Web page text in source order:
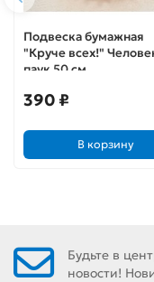
Подвеска бумажная
"Круче всех!"
паук 50 см
390 ₽
В корзину
Будьте в
новости!